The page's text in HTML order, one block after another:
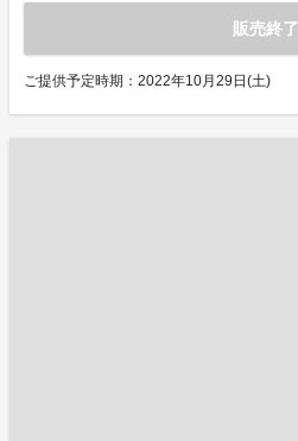
販売終了
ご提供予定時期：2022年10月29日(土)